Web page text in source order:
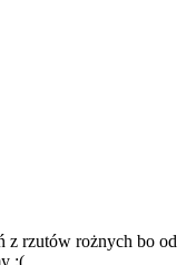
z rzutów rożnych bo od
:(